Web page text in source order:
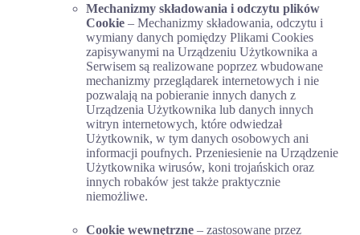
Mechanizmy składowania i odczytu plików
Cookie– Mechanizmy składowania, odczytu i
wymiany danych pomiędzy Plikami Cookies
zapisywanymi na Urządzeniu Użytkownika a
Serwisem są realizowane poprzez wbudowane
mechanizmy przeglądarek internetowych i nie
pozwalają na pobieranie innych danych z
Urządzenia Użytkownika lub danych innych
witryn internetowych, które odwiedzał
Użytkownik, w tym danych osobowych ani
informacji poufnych. Przeniesienie na Urządzenie
Użytkownika wirusów, koni trojańskich oraz
innych robaków jest także praktycznie
niemożliwe.
Cookie wewnętrzne– zastosowane przez